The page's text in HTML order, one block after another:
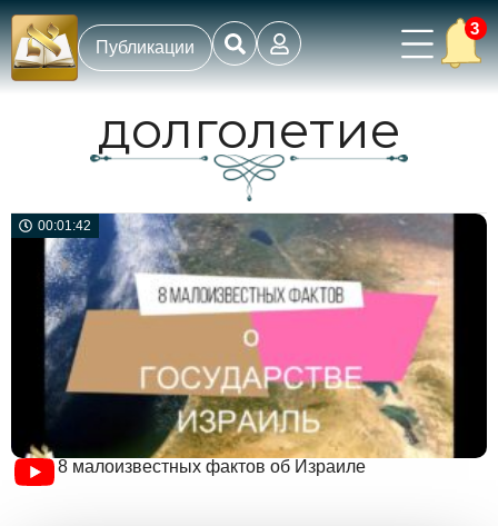
Публикации
3
долголетие
00:01:42
8 малоизвестных фактов об Израиле